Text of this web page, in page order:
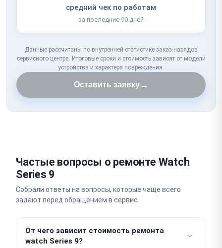
средний чек по работам
за последние 90 дней
Данные рассчитаны по внутренней статистике заказ-нарядов
сервисного центра. Итоговые сроки и стоимость зависят от модели
устройства и характера повреждения.
Оставить заявку→
Частые вопросы о ремонте Watch
Series 9
Собрали ответы на вопросы, которые чаще всего
задают перед обращением в сервис.
От чего зависит стоимость ремонта
watch Series 9?